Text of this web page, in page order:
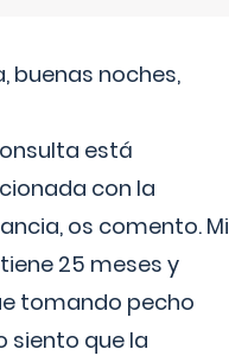
buenas noches,
está
con la
os comento. Mi
25 meses y
tomando pecho
siento que la